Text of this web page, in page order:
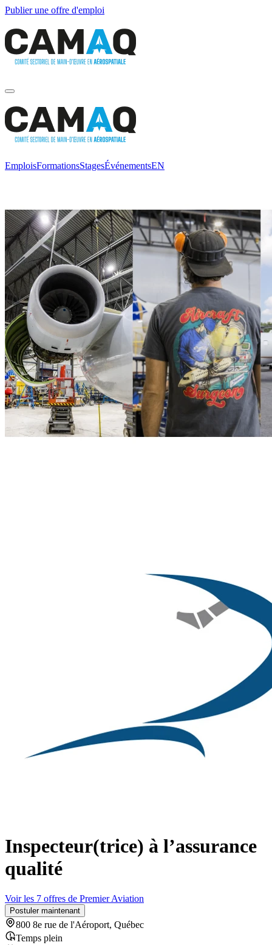
Publier une offre d'emploi
EmploisFormationsStagesÉvénementsEN
Inspecteur(trice) à l’assurance
qualité
Voir les 7 offres de Premier Aviation
Postuler maintenant
800 8e rue de l'Aéroport, Québec
Temps plein